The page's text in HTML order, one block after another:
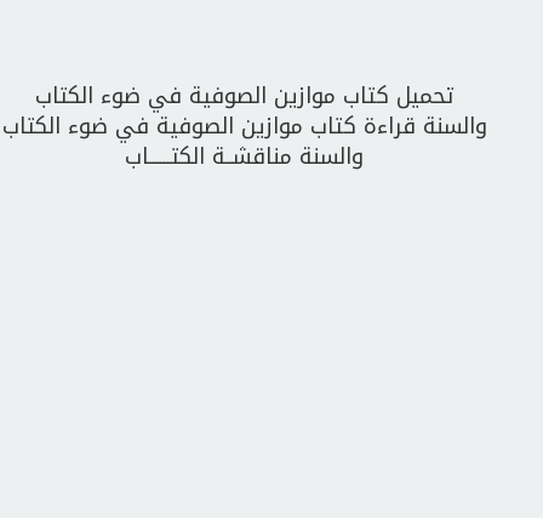
تحميل كتاب موازين الصوفية في ضوء الكتاب
والسنة قراءة كتاب موازين الصوفية في ضوء الكتاب
والسنة مناقشــة الكتــــــاب